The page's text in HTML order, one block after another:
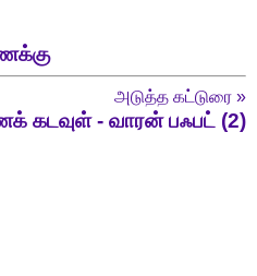
அடுத்த கட்டுரை »
கடவுள் - வாரன் பஃபட் (2)